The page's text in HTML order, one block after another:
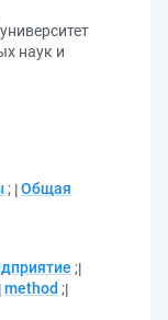
наук и
; Общая
;
method ;